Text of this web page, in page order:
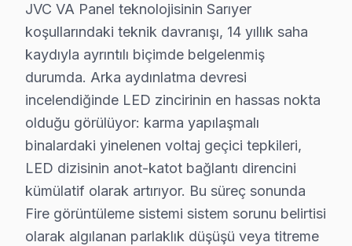
Somut gözlemler, örneğin LT-50C590 modelinin
Yapılan istatistiksel analizler, Sarıyer bölgesindeki
Sarıyer Mahallelerinde JVC Servis
Sarıyer bölgesindeki JVC TV bakım istatistikleri,
İkinci sırada %25 ile "Güç Kaynağı Arızası"
Üçüncü en sık görülen arıza ise %20 oranıyla
Dördüncü sırada, %15 oranla "Panel Arızası"
Son olarak, %10 ile "Backlight Problemleri" en az
JVC VA Panel teknolojisinin Sarıyer
koşullarındaki teknik davranışı, 14 yıllık saha
kaydıyla ayrıntılı biçimde belgelenmiş
durumda. Arka aydınlatma devresi
incelendiğinde LED zincirinin en hassas nokta
olduğu görülüyor: karma yapılaşmalı
binalardaki yinelenen voltaj geçici tepkileri,
LED dizisinin anot-katot bağlantı direncini
kümülatif olarak artırıyor. Bu süreç sonunda
Fire görüntüleme sistemi sistem sorunu belirtisi
olarak algılanan parlaklık düşüşü veya titreme